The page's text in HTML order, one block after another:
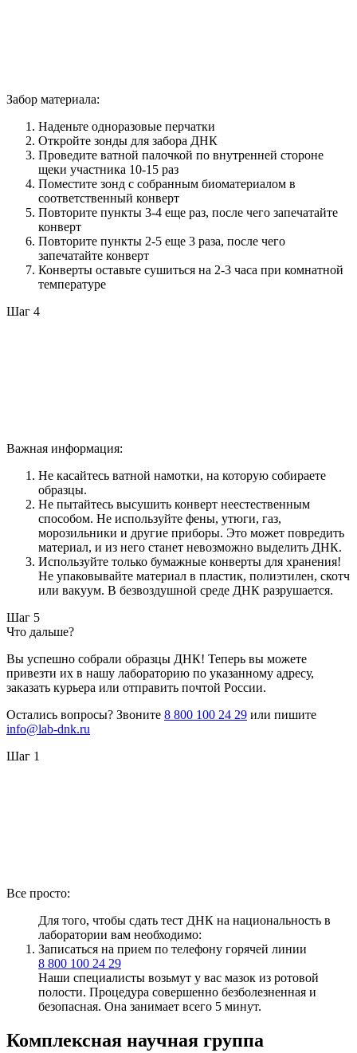
Забор материала:
Наденьте одноразовые перчатки
Откройте зонды для забора ДНК
Проведите ватной палочкой по внутренней стороне
щеки участника 10-15 раз
Поместите зонд с собранным биоматериалом в
соответственный конверт
Повторите пункты 3-4 еще раз, после чего запечатайте
конверт
Повторите пункты 2-5 еще 3 раза, после чего
запечатайте конверт
Конверты оставьте сушиться на 2-3 часа при комнатной
температуре
Шаг 4
Важная информация:
Не касайтесь ватной намотки, на которую собираете
образцы.
Не пытайтесь высушить конверт неестественным
способом. Не используйте фены, утюги, газ,
морозильники и другие приборы. Это может повредить
материал, и из него станет невозможно выделить ДНК.
Используйте только бумажные конверты для хранения!
Не упаковывайте материал в пластик, полиэтилен, скотч
или вакуум. В безвоздушной среде ДНК разрушается.
Шаг 5
Что дальше?
Вы успешно собрали образцы ДНК! Теперь вы можете
привезти их в нашу лабораторию по указанному адресу,
заказать курьера или отправить почтой России.
Остались вопросы? Звоните 8 800 100 24 29 или пишите
info@lab-dnk.ru
Шаг 1
Все просто:
Для того, чтобы сдать тест ДНК на национальность в
лаборатории вам необходимо:
Записаться на прием по телефону горячей линии
8 800 100 24 29
Наши специалисты возьмут у вас мазок из ротовой
полости. Процедура совершенно безболезненная и
безопасная. Она занимает всего 5 минут.
Комплексная научная группа